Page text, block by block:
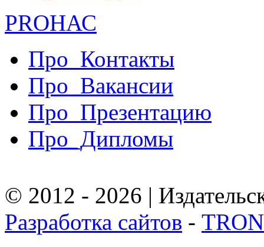
PROНАС
Про_Контакты
Про_Вакансии
Про_Презентацию
Про_Дипломы
© 2012 - 2026 |
Разработка сайтов -